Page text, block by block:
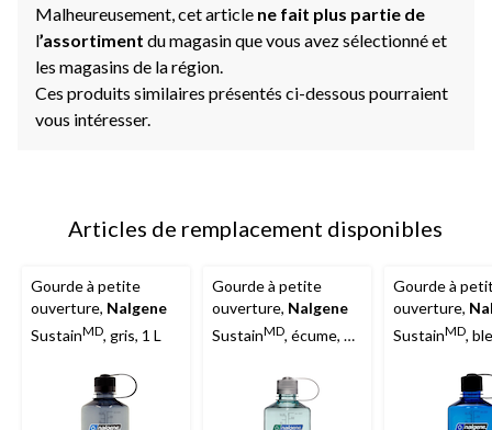
Malheureusement, cet article ne fait plus partie de
l’assortiment du magasin que vous avez sélectionné et
les magasins de la région.
Ces produits similaires présentés ci-dessous pourraient
vous intéresser.
Articles de remplacement disponibles
Gourde à petite
ouverture, Nalgene
SustainMD, gris, 1 L
Gourde à petite
ouverture, Nalgene
SustainMD, écume, 1
Gourde à
ouverture,
SustainMD,